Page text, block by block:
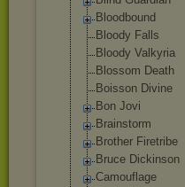
Bloodbound
Bloody Falls
Bloody Valkyria
Blossom Death
Boisson Divine
Bon Jovi
Brainstorm
Brother Firetribe
Bruce Dickinson
Camouflage